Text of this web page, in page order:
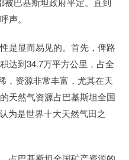
声。
是显而易见的。首先，俾路
达到34.7万平方公里，占全
，资源非常丰富，尤其在天
天然气资源占巴基斯坦全国
为是世界十大天然气田之